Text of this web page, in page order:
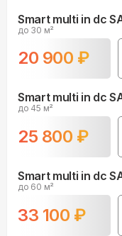
Smart multi in dc
до 30 м²
20 900 ₽
Smart multi in dc
до 45 м²
25 800 ₽
Smart multi in dc
до 60 м²
33 100 ₽